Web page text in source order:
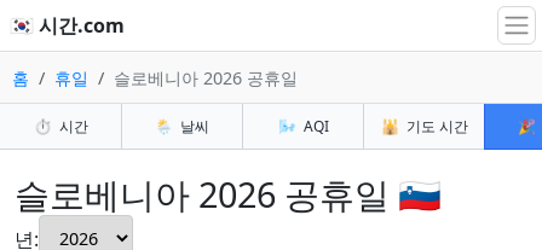
🇰🇷 시간.com
홈 휴일 슬로베니아 2026 공휴일
⏱️ 시간 🌦️ 날씨 🌬️ AQI 🕌 기도 시간 🎉
슬로베니아 2026 공휴일 🇸🇮
년: